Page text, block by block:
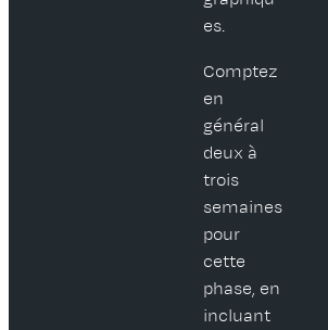
es.
Comptez
en
général
deux à
trois
semaines
pour
cette
phase, en
incluant